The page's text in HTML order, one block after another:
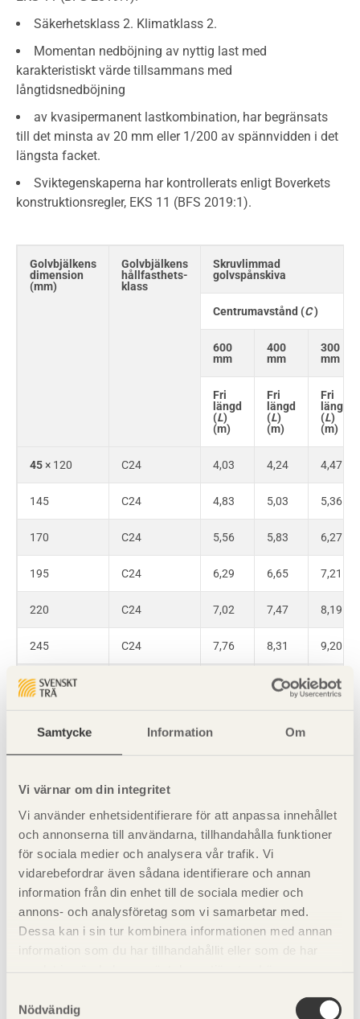
Samtycke Information Om
Vi värnar om din integritet
Vi använder enhetsidentifierare för att anpassa innehållet
och annonserna till användarna, tillhandahålla funktioner
för sociala medier och analysera vår trafik. Vi
vidarebefordrar även sådana identifierare och annan
information från din enhet till de sociala medier och
annons- och analysföretag som vi samarbetar med.
Dessa kan i sin tur kombinera informationen med annan
information som du har tillhandahållit eller som de har
Nödvändig
Säkerhetsklass 2. Klimatklass 2.
Momentan nedböjning av nyttig last med
karakteristiskt värde tillsammans med
långtidsnedböjning
av kvasipermanent lastkombination, har begränsats
till det minsta av 20 mm eller 1/200 av spännvidden i det
längsta facket.
Sviktegenskaperna har kontrollerats enligt Boverkets
konstruktionsregler, EKS 11 (BFS 2019:1).
Golvbjälkens
dimension
(mm)
Golvbjälkens
hållfasthets-
klass
Skruvlimmad
golvspånskiva
Centrumavstånd (C)
600
mm
400
mm
300
mm
Fri
längd
(L)
(m)
Fri
längd
(L)
(m)
Fri
längd
(L)
(m)
45 × 120 C24 4,03 4,24 4,47
145 C24 4,83 5,03 5,36
170 C24 5,56 5,83 6,27
195 C24 6,29 6,65 7,21
220 C24 7,02 7,47 8,19
245 C24 7,76 8,31 9,20
70× 220 8,44 9,40
145 C14
170 C14
245 C14 6,97 7,38
70× 220 C14 7,00 7,44 8,15
Observera
fingerskarvat.